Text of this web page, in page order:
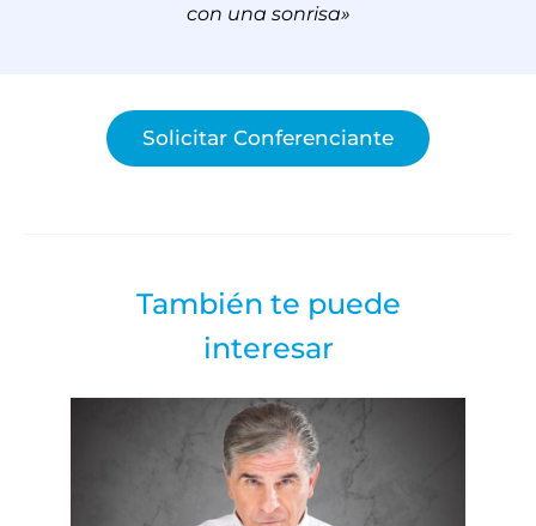
con una sonrisa»
Solicitar Conferenciante
También te puede
interesar